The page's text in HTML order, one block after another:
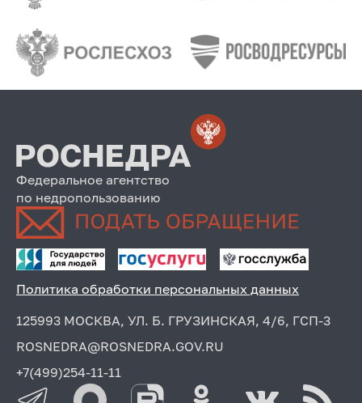
Федеральное агентство
по недропользованию
Политика обработки персональных данных
125993 МОСКВА, УЛ. Б. ГРУЗИНСКАЯ, 4/6, ГСП-3
ROSNEDRA@ROSNEDRA.GOV.RU
+7(499)254-11-11